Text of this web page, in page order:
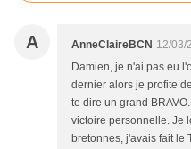
A AnneClaireBCN 12/03/
Damien, je n'ai pas eu
dernier alors je profite
te dire un grand
victoire personnelle. Je
bretonnes, j'avais fait le